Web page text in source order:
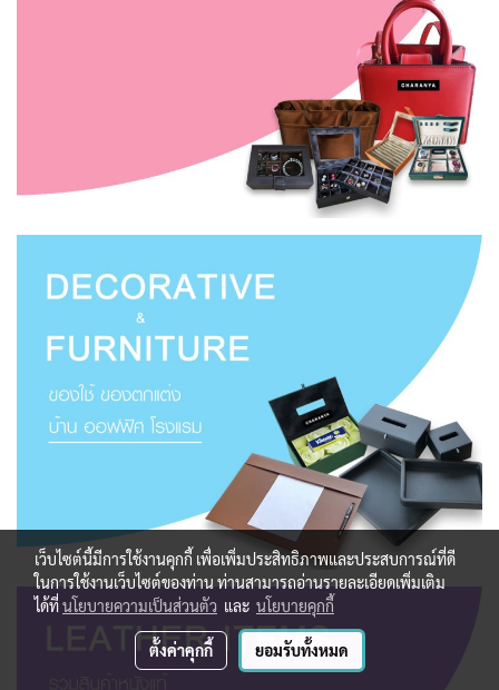
เว็บไซต์นี้มีการใช้งานคุกกี้ เพื่อเพิ่มประสิทธิภาพและประสบการณ์ที่ดี
ในการใช้งานเว็บไซต์ของท่าน ท่านสามารถอ่านรายละเอียดเพิ่มเติม
ได้ที่นโยบายความเป็นส่วนตัว และ นโยบายคุกกี้
ตั้งค่าคุกกี้ ยอมรับทั้งหมด